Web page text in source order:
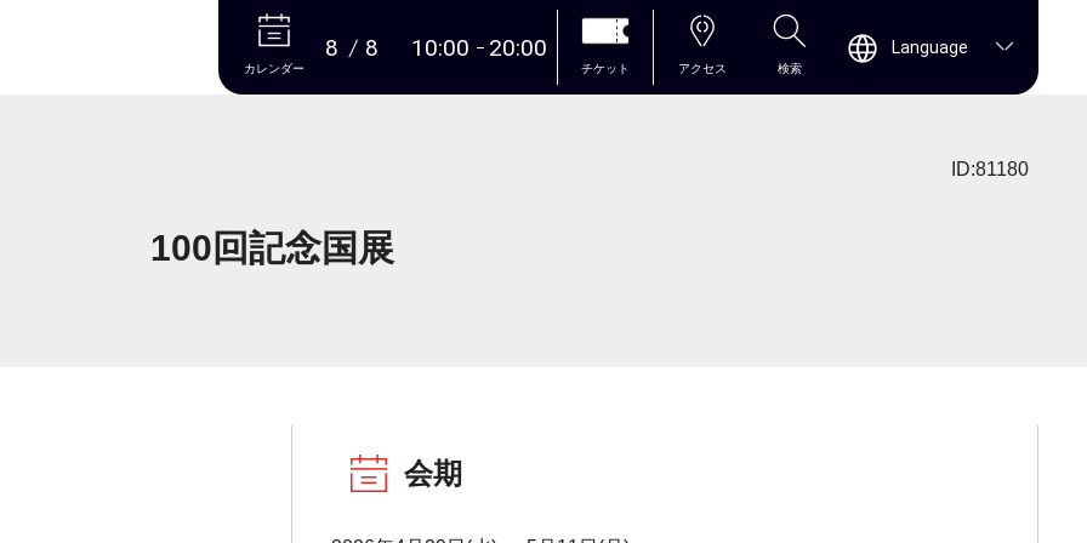
本文へ
カレンダー
8 8 10:00 20:00
チケット アクセス 検索
Language
ID:81180
100回記念国展
会期